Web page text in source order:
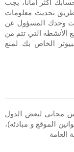
أكثر أمانا، يجب
طريق تحديث معلومات
وحدك المسؤول عن
التي تتم من
الخاص بك لمنع
بأنه ليس مجاني لبعض الدول
الموقع و مبادئه)،
العامة